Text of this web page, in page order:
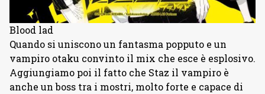
Blood lad
Quando si uniscono un fantasma popputo e un
vampiro otaku convinto il mix che esce è esplosivo.
Aggiungiamo poi il fatto che Staz il vampiro è
anche un boss tra i mostri, molto forte e capace di